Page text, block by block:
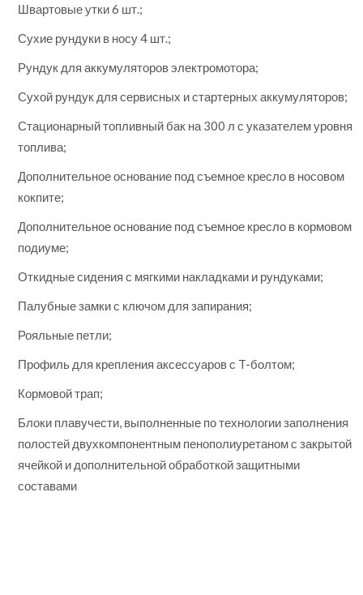
Швартовые утки 6 шт.;
Сухие рундуки в носу 4 шт.;
Рундук для аккумуляторов электромотора;
Сухой рундук для сервисных и стартерных аккумуляторов;
Стационарный топливный бак на 300 л с указателем уровня
топлива;
Дополнительное основание под съемное кресло в носовом
кокпите;
Дополнительное основание под съемное кресло в кормовом
подиуме;
Откидные сидения с мягкими накладками и рундуками;
Палубные замки с ключом для запирания;
Рояльные петли;
Профиль для крепления аксессуаров с T-болтом;
Кормовой трап;
Блоки плавучести, выполненные по технологии заполнения
полостей двухкомпонентным пенополиуретаном с закрытой
ячейкой и дополнительной обработкой защитными
составами